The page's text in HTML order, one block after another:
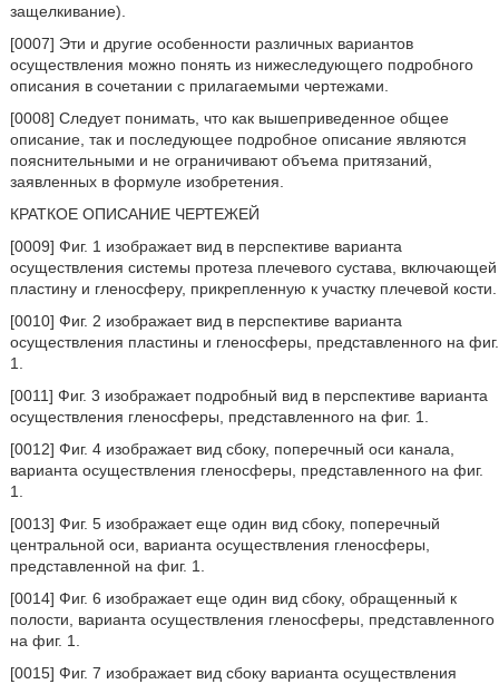
защелкивание).
[0007] Эти и другие особенности различных вариантов
осуществления можно понять из нижеследующего подробного
описания в сочетании с прилагаемыми чертежами.
[0008] Следует понимать, что как вышеприведенное общее
описание, так и последующее подробное описание являются
пояснительными и не ограничивают объема притязаний,
заявленных в формуле изобретения.
КРАТКОЕ ОПИСАНИЕ ЧЕРТЕЖЕЙ
[0009] Фиг. 1 изображает вид в перспективе варианта
осуществления системы протеза плечевого сустава, включающей
пластину и гленосферу, прикрепленную к участку плечевой кости.
[0010] Фиг. 2 изображает вид в перспективе варианта
осуществления пластины и гленосферы, представленного на фиг.
1.
[0011] Фиг. 3 изображает подробный вид в перспективе варианта
осуществления гленосферы, представленного на фиг. 1.
[0012] Фиг. 4 изображает вид сбоку, поперечный оси канала,
варианта осуществления гленосферы, представленного на фиг.
1.
[0013] Фиг. 5 изображает еще один вид сбоку, поперечный
центральной оси, варианта осуществления гленосферы,
представленной на фиг. 1.
[0014] Фиг. 6 изображает еще один вид сбоку, обращенный к
полости, варианта осуществления гленосферы, представленного
на фиг. 1.
[0015] Фиг. 7 изображает вид сбоку варианта осуществления